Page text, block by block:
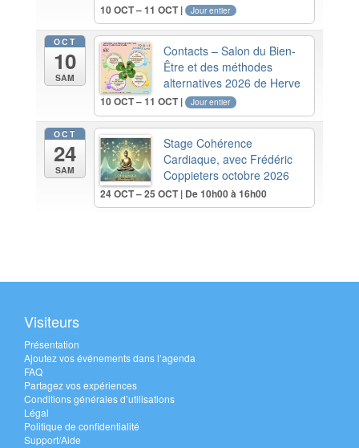
10 OCT – 11 OCT | Jour entier
OCT
10
SAM
Contacts – Salon du Bien-
Être et des méthodes
alternatives 2026 de Herve
10 OCT – 11 OCT | Jour entier
OCT
24
SAM
Stage Cohérence
Cardiaque, avec Frédéric
Coppieters octobre 2026
24 OCT – 25 OCT | De 10h00 à 16h00
Visiteurs
Présentation
Ajoutez vos événements dans l’agenda
FAQ
Partagez vos expériences
Conditions générales d’utilisations
Légal
Politique de confidentialité
Support/Aide